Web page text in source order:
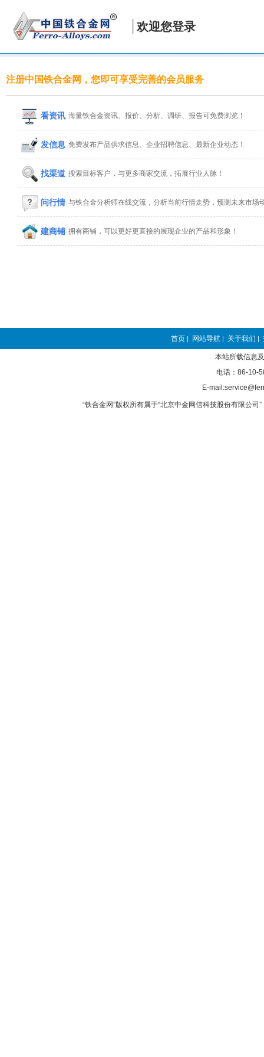
欢迎您登录
注册中国铁合金网，您即可享受完善的会员服务
看资讯 海量铁合金资讯、报价、分析、调研、报告可免费浏览！
发信息 免费发布产品供求信息、企业招聘信息、最新企业动态！
找渠道 搜索目标客户，与更多商家交流，拓展行业人脉！
问行情 与铁合金分析师在线交流，分析当前行情走势，预测未来市场
建商铺 拥有商铺，可以更好更直接的展现企业的产品和形象！
首页 | 网站导航 | 关于我们 |
本站所载信息
电话：86-10-
E-
“铁合金网”版权所有属于“北京中金网信科技股份有限公司